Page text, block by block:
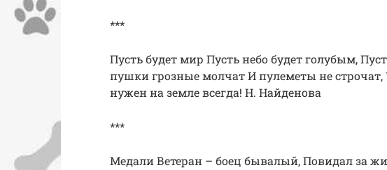
***
Пусть будет мир Пусть небо будет голубым,
пушки грозные молчат И пулеметы не
нужен на земле всегда! Н. Найденова
***
Медали Ветеран – боец бывалый, Повидал за